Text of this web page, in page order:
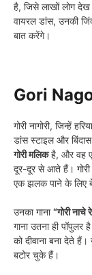
है, जिसे लाखों लोग
वायरल डांस, उनकी
बात करेंगे।
Gori
गोरी नागोरी, जिन्हें
डांस स्टाइल और
गोरी मलिकहै, और वह
दूर-दूर से आते हैं।
एक झलक पाने के लिए
उनका गाना“गोरी नाचे
गाना उतना ही
को दीवाना बना देते
बटोर चुके हैं।